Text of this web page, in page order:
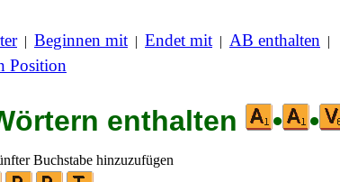
| Beginnen mit | Endet mit | AB enthalten |
Position
enthalten • •
Buchstabe hinzuzufügen